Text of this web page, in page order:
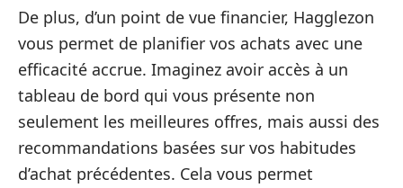
De plus, d’un point de vue financier, Hagglezon
vous permet de planifier vos achats avec une
efficacité accrue. Imaginez avoir accès à un
tableau de bord qui vous présente non
seulement les meilleures offres, mais aussi des
recommandations basées sur vos habitudes
d’achat précédentes. Cela vous permet